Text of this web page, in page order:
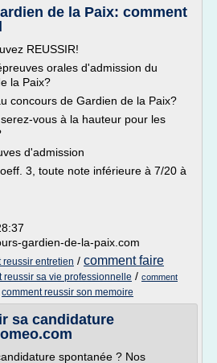
de la Paix: comment
REUSSIR!
orales d'admission du
la Paix?
concours de Gardien de la Paix?
vous à la hauteur pour les
d'admission
3, toute note inférieure à 7/20 à
gardien-de-la-paix.com
reussir entretien / comment faire
reussir sa vie professionnelle / comment
comment reussir son memoire
sa candidature
spontanée ? Nos